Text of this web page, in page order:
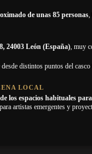
de unas 85 personas,
24003 León (España), muy
distintos puntos del
LOCAL
los espacios habituales
artistas emergentes y